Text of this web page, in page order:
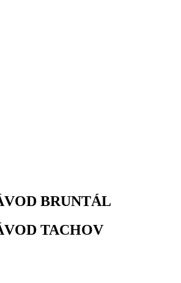
BRUNTÁL
TACHOV